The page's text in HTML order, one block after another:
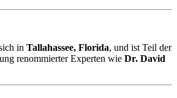
in Tallahassee, Florida, und ist Teil der
renommierter Experten wie Dr. David